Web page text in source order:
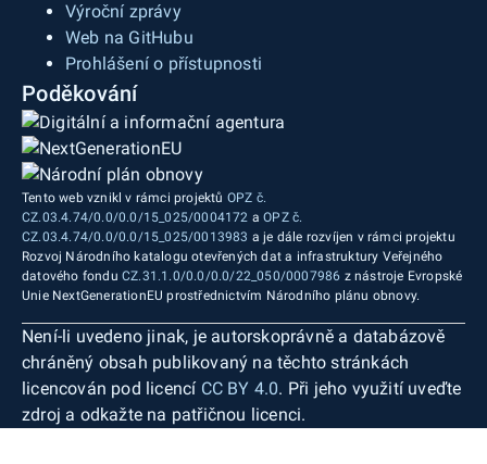
Výroční zprávy
Web na GitHubu
Prohlášení o přístupnosti
Poděkování
Tento web vznikl v rámci projektů OPZ č.
CZ.03.4.74/0.0/0.0/15_025/0004172 aOPZ č.
CZ.03.4.74/0.0/0.0/15_025/0013983 a je dále rozvíjen v rámci projektu
Rozvoj Národního katalogu otevřených dat a infrastruktury Veřejného
datového fondu CZ.31.1.0/0.0/0.0/22_050/0007986 z nástroje Evropské
Unie NextGenerationEU prostřednictvím Národního plánu obnovy.
Není-li uvedeno jinak, je autorskoprávně a databázově
chráněný obsah publikovaný na těchto stránkách
licencován pod licencí CC BY 4.0. Při jeho využití uveďte
zdroj a odkažte na patřičnou licenci.